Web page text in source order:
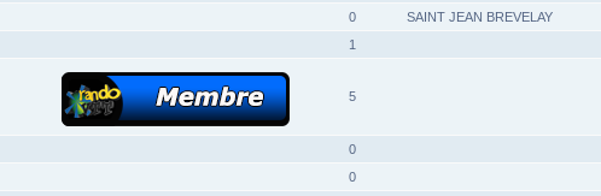
0 SAINT JEAN BREVELAY
1
5
0
0